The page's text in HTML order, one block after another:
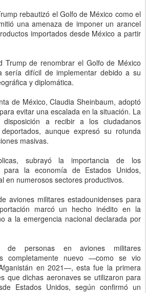
rebautizó el Golfo de México como el
una amenaza de imponer un arancel
importados desde México a partir
Trump de renombrar el Golfo de México
sería difícil de implementar debido a su
y diplomática.
de México, Claudia Sheinbaum, adoptó
evitar una escalada en la situación. La
disposición a recibir a los ciudadanos
aunque expresó su rotunda
masivas.
subrayó la importancia de los
para la economía de Estados Unidos,
en numerosos sectores productivos.
aviones militares estadounidenses para
marcó un hecho inédito en la
a la emergencia nacional declarada por
personas en aviones militares
completamente nuevo —como se vio
en 2021—, esta fue la primera
que dichas aeronaves se utilizaron para
Estados Unidos, según confirmó un